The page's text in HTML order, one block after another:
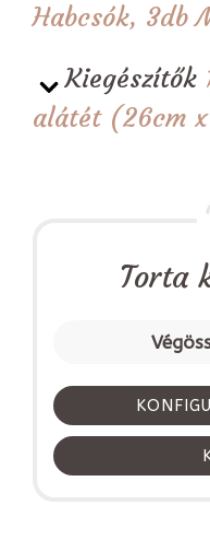
Habcsók, 3db
Kiegészítők
alátét (26cm
Torta